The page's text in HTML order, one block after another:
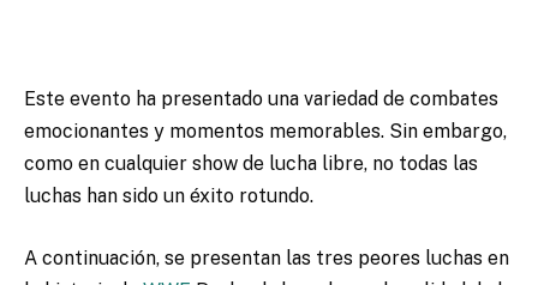
Este evento ha presentado una variedad de combates
emocionantes y momentos memorables. Sin embargo,
como en cualquier show de lucha libre, no todas las
luchas han sido un éxito rotundo.
A continuación, se presentan las tres peores luchas en